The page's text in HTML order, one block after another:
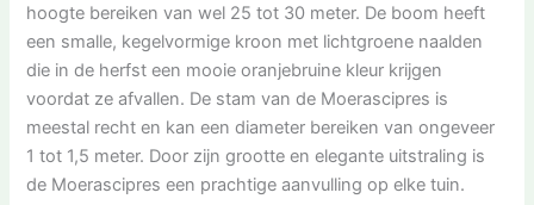
hoogte bereiken van wel 25 tot 30 meter. De boom heeft
een smalle, kegelvormige kroon met lichtgroene naalden
die in de herfst een mooie oranjebruine kleur krijgen
voordat ze afvallen. De stam van de Moerascipres is
meestal recht en kan een diameter bereiken van ongeveer
1 tot 1,5 meter. Door zijn grootte en elegante uitstraling is
de Moerascipres een prachtige aanvulling op elke tuin.